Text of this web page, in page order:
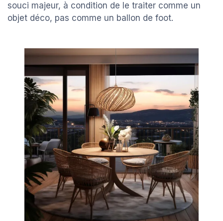
souci majeur, à condition de le traiter comme un
objet déco, pas comme un ballon de foot.